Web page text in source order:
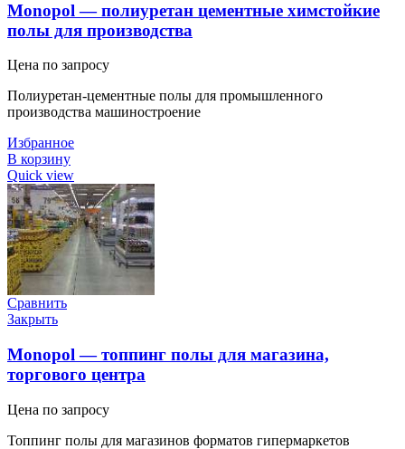
Monopol — полиуретан цементные химстойкие
полы для производства
Цена по запросу
Полиуретан-цементные полы для промышленного
производства машиностроение
Избранное
В корзину
Quick view
Сравнить
Закрыть
Monopol — топпинг полы для магазина,
торгового центра
Цена по запросу
Топпинг полы для магазинов форматов гипермаркетов